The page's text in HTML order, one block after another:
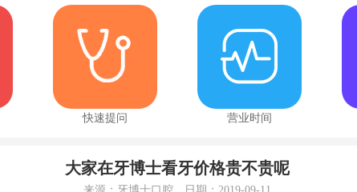
快速提问 营业时间
大家在牙博士看牙价格贵不贵呢